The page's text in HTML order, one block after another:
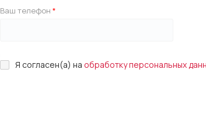
Ваш телефон
Я согласен(а) на обработку персональных